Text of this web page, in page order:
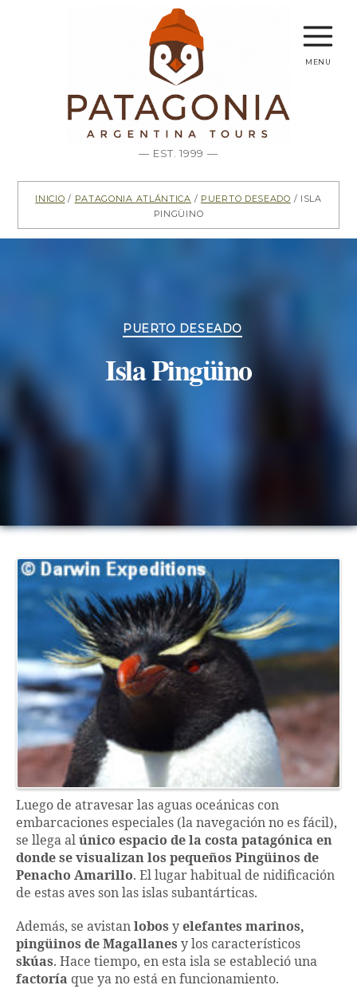
— EST. 1999 —
menu
Inicio / Patagonia Atlántica / Puerto Deseado / Isla
Pingüino
Categorías
PUERTO DESEADO
Isla Pingüino
Luego de atravesar las aguas oceánicas con
embarcaciones especiales (la navegación no es fácil),
se llega al único espacio de la costa patagónica en
donde se visualizan los pequeños Pingüinos de
Penacho Amarillo. El lugar habitual de nidificación
de estas aves son las islas subantárticas.
Además, se avistan lobos y elefantes marinos,
pingüinos de Magallanes y los característicos
skúas. Hace tiempo, en esta isla se estableció una
factoría que ya no está en funcionamiento.